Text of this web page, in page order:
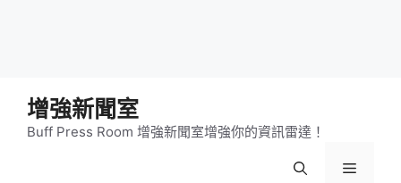
增強新聞室
Buff Press Room 增強新聞室增強你的資訊雷達！
選